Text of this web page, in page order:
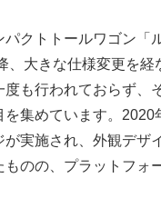
パクトトールワゴン「
、大きな仕様変更を経
度も行われておらず、
を集めています。2020
が実施され、外観デザ
ものの、プラットフォ